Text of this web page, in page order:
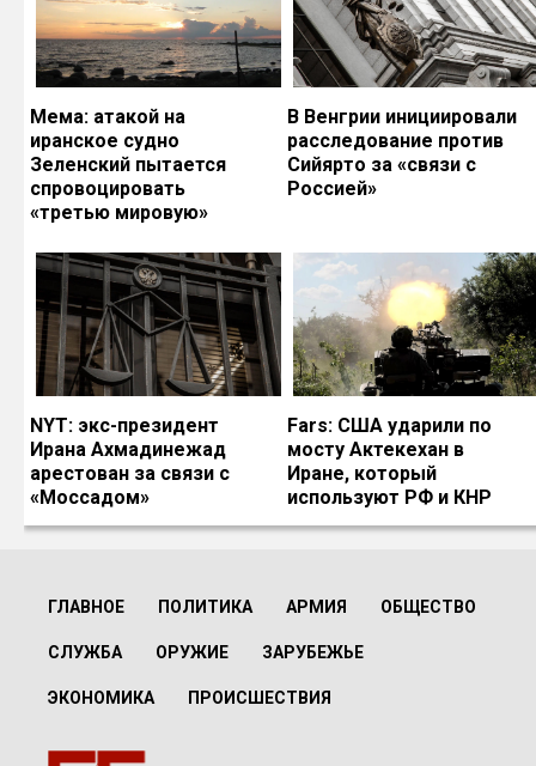
Мема: атакой на
иранское судно
Зеленский пытается
спровоцировать
«третью мировую»
В Венгрии инициировали
расследование против
Сийярто за «связи с
Россией»
NYT: экс-президент
Ирана Ахмадинежад
арестован за связи с
«Моссадом»
Fars: США ударили по
мосту Актекехан в
Иране, который
используют РФ и КНР
ГЛАВНОЕ ПОЛИТИКА АРМИЯ ОБЩЕСТВО
СЛУЖБА ОРУЖИЕ ЗАРУБЕЖЬЕ
ЭКОНОМИКА ПРОИСШЕСТВИЯ